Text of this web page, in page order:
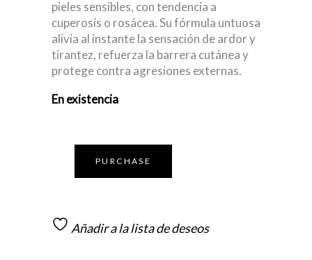
pieles sensibles, con tendencia a
cuperosis o rosácea. Su fórmula untuosa
alivia al instante la sensación de ardor y
tirantez, refuerza la barrera cutánea y
protege contra agresiones externas.
En existencia
PURCHASE
Añadir a la lista de deseos